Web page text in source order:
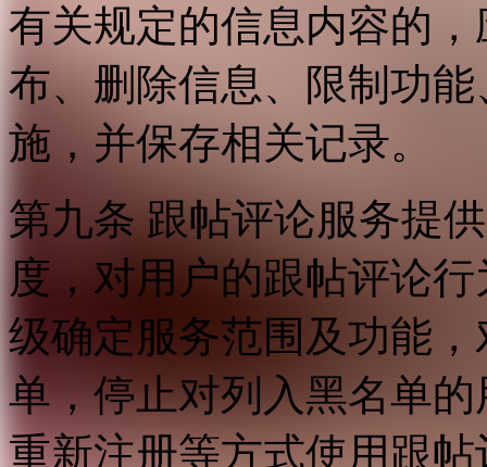
有关规定的信息内容的
布、删除信息、限制功
施，并保存相关记录。
第九条 跟帖评论服务提
度，对用户的跟帖评论
级确定服务范围及功能
单，停止对列入黑名单
重新注册等方式使用跟